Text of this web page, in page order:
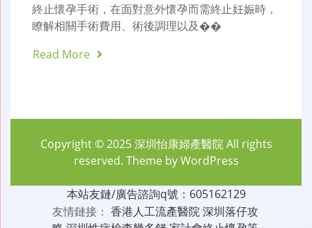
終止懷孕手術，在面對意外懷孕而需終止妊娠時，
瞭解相關手術費用、術後調理以及��
Read More
Copyright © 2025深圳怡康婦產醫院All rights
reserved. Theme byWordPress
本站友鏈/廣告諮詢q號：605162129
友情鏈接： 香港人工流產醫院深圳落仔攻